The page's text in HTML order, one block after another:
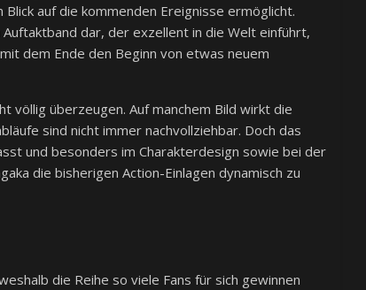
auf die kommenden Ereignisse ermöglicht.
dar, der exzellent in die Welt einführt,
dem Ende den Beginn von etwas neuem
völlig überzeugen. Auf manchem Bild wirkt die
sind nicht immer nachvollziehbar. Doch das
und besonders im Charakterdesign sowie bei der
die bisherigen Action-Einlagen dynamisch zu
die Reihe so viele Fans für sich gewinnen